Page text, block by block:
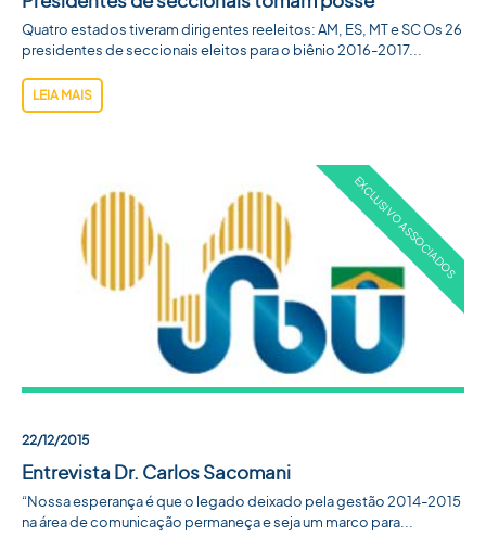
Quatro estados tiveram dirigentes reeleitos: AM, ES, MT e SC Os 26
presidentes de seccionais eleitos para o biênio 2016-2017...
LEIA MAIS
22/12/2015
Entrevista Dr. Carlos Sacomani
“Nossa esperança é que o legado deixado pela gestão 2014-2015
na área de comunicação permaneça e seja um marco para...